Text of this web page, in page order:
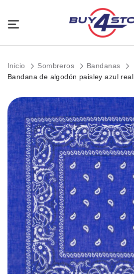
Inicio Sombreros
Bandanas
Bandana de algodón paisley azul real
Saltar
al
final
de
la
galería
de
imágenes.